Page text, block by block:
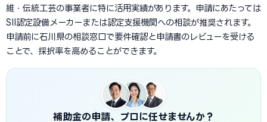
維・伝統工芸の事業者に特に活用実績があります。申請にあたっては
SII認定設備メーカーまたは認定支援機関への相談が推奨されます。
申請前に石川県の相談窓口で要件確認と申請書のレビューを受ける
ことで、採択率を高めることができます。
補助金の申請、プロに任せませんか？